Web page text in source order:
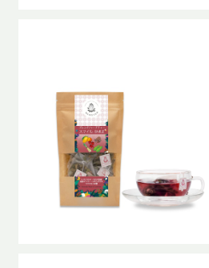
ブレンドハーブティー スマイル-
LE 普通サイズ
¥1,240